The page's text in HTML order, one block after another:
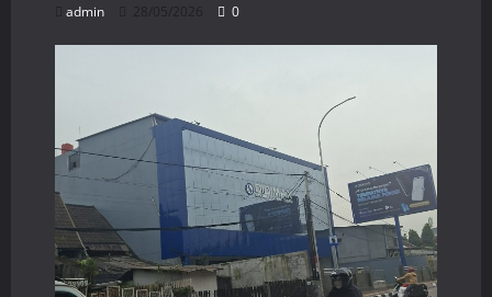
admin 28/05/2026 0